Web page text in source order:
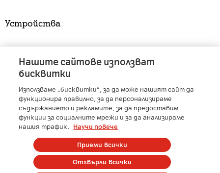
Устройства
A1 Austria - A1 Croatia - A1 Serbia - A1 Belarus
A1 Bulgaria
- A1 Macedonia - A1 Slovenia
A1 Digital
- Member of A1 Group
Copyright © 2025 А1 България. | Protected by reCAPTCHA
Нашите сайтове използват
бисквитки
Използваме „бисквитки“, за да може нашият сайт да
функционира правилно, за да персонализираме
съдържанието и рекламите, за да предоставим
функции за социалните мрежи и за да анализираме
нашия трафик.
Научи повече
Отхвърли всички
Приеми всички